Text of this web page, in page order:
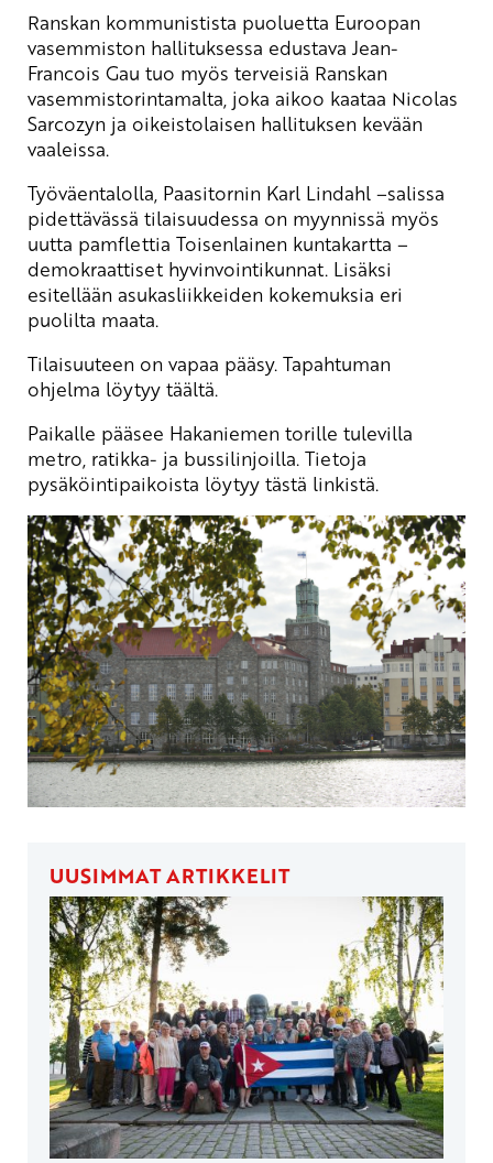
Ranskan kommunistista puoluetta Euroopan
vasemmiston hallituksessa edustava Jean-
Francois Gau tuo myös terveisiä Ranskan
vasemmistorintamalta, joka aikoo kaataa Nicolas
Sarcozyn ja oikeistolaisen hallituksen kevään
vaaleissa.
Työväentalolla, Paasitornin Karl Lindahl –salissa
pidettävässä tilaisuudessa on myynnissä myös
uutta pamflettia Toisenlainen kuntakartta –
demokraattiset hyvinvointikunnat. Lisäksi
esitellään asukasliikkeiden kokemuksia eri
puolilta maata.
Tilaisuuteen on vapaa pääsy. Tapahtuman
ohjelma löytyy täältä.
Paikalle pääsee Hakaniemen torille tulevilla
metro, ratikka- ja bussilinjoilla. Tietoja
pysäköintipaikoista löytyy tästä linkistä.
UUSIMMAT ARTIKKELIT